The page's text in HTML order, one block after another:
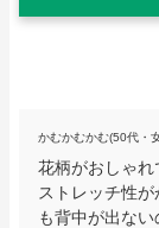
かむかむかむ(50代・
花柄がおしゃれ
ストレッチ性
も背中が出ない